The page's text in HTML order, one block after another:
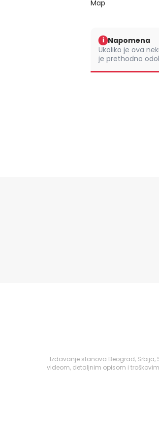
Map
i Napomena
Ukoliko je ova
je prethodno
Izdavanje stanova Beograd, Srbija,
videom, detaljnim opisom i